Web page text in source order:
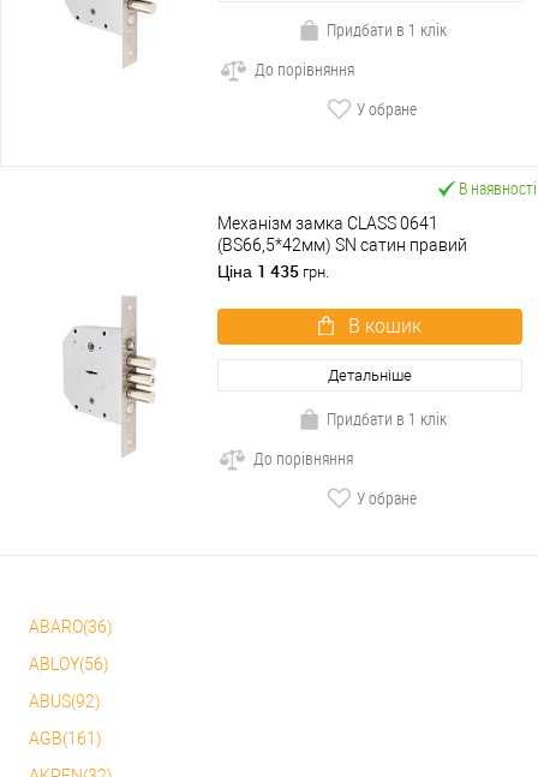
Придбати в 1 клік
До порівняння
У обране
В наявності
Механізм замка CLASS 0641
(BS66,5*42мм) SN сатин правий
(латунний ключ)
Ціна 1 435 грн.
В кошик
Детальніше
Придбати в 1 клік
До порівняння
У обране
ABARO(36)
ABLOY(56)
ABUS(92)
AGB(161)